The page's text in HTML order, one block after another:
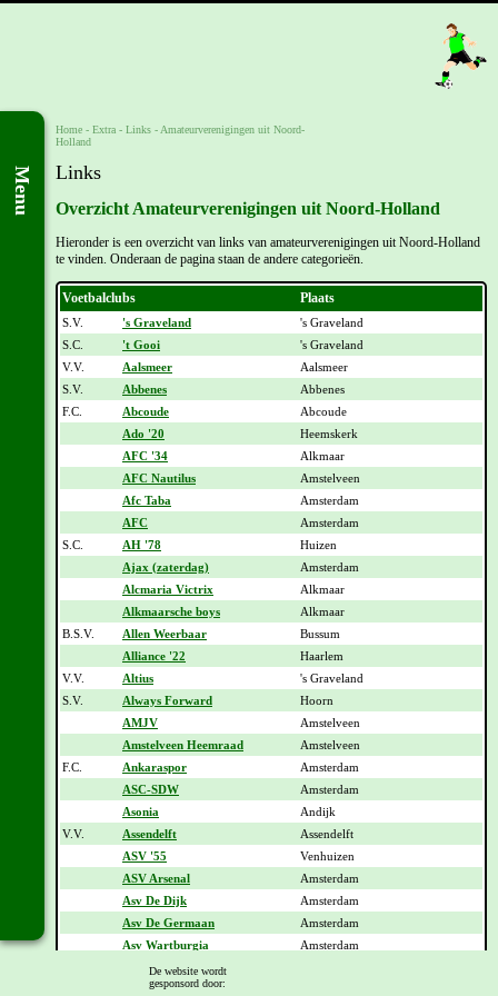
Menu
Home - Extra - Links - Amateurverenigingen uit Noord-
Holland
Links
Overzicht Amateurverenigingen uit Noord-Holland
Hieronder is een overzicht van links van amateurverenigingen uit Noord-Holland
te vinden. Onderaan de pagina staan de andere categorieën.
Voetbalclubs Plaats
S.V. 's Graveland
's Graveland
S.C.
't Gooi
's Graveland
V.V.
Aalsmeer
Aalsmeer
S.V.
Abbenes
Abbenes
F.C.
Abcoude
Abcoude
Ado '20
Heemskerk
AFC '34
Alkmaar
AFC Nautilus
Amstelveen
Afc Taba
Amsterdam
AFC
Amsterdam
S.C.
AH '78
Huizen
Ajax (zaterdag)
Amsterdam
Alcmaria Victrix
Alkmaar
Alkmaarsche boys
Alkmaar
B.S.V.
Allen Weerbaar
Bussum
Alliance '22
Haarlem
V.V.
Altius
's Graveland
S.V.
Always Forward
Hoorn
AMJV
Amstelveen
Amstelveen Heemraad
Amstelveen
F.C.
Ankaraspor
Amsterdam
ASC-SDW
Amsterdam
Asonia
Andijk
V.V.
Assendelft
Assendelft
ASV '55
Venhuizen
ASV Arsenal
Amsterdam
Asv De Dijk
Amsterdam
Asv De Germaan
Amsterdam
Asv Wartburgia
Amsterdam
Avv Sloterdijk
De website wordt
gesponsord door: